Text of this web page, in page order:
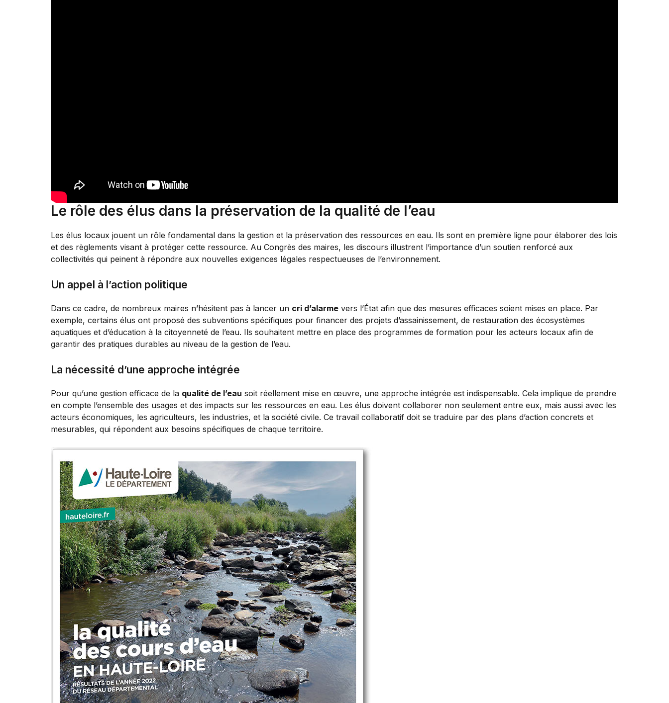
Le rôle des élus dans la préservation de la qualité de l’eau
Les élus locaux jouent un rôle fondamental dans la gestion et la préservation des ressources en eau. Ils sont en première ligne pour élaborer des lois
et des règlements visant à protéger cette ressource. Au Congrès des maires, les discours illustrent l’importance d’un soutien renforcé aux
collectivités qui peinent à répondre aux nouvelles exigences légales respectueuses de l’environnement.
Un appel à l’action politique
Dans ce cadre, de nombreux maires n’hésitent pas à lancer un cri d’alarme vers l’État afin que des mesures efficaces soient mises en place. Par
exemple, certains élus ont proposé des subventions spécifiques pour financer des projets d’assainissement, de restauration des écosystèmes
aquatiques et d’éducation à la citoyenneté de l’eau. Ils souhaitent mettre en place des programmes de formation pour les acteurs locaux afin de
garantir des pratiques durables au niveau de la gestion de l’eau.
La nécessité d’une approche intégrée
Pour qu’une gestion efficace de la qualité de l’eau soit réellement mise en œuvre, une approche intégrée est indispensable. Cela implique de prendre
en compte l’ensemble des usages et des impacts sur les ressources en eau. Les élus doivent collaborer non seulement entre eux, mais aussi avec les
acteurs économiques, les agriculteurs, les industries, et la société civile. Ce travail collaboratif doit se traduire par des plans d’action concrets et
mesurables, qui répondent aux besoins spécifiques de chaque territoire.